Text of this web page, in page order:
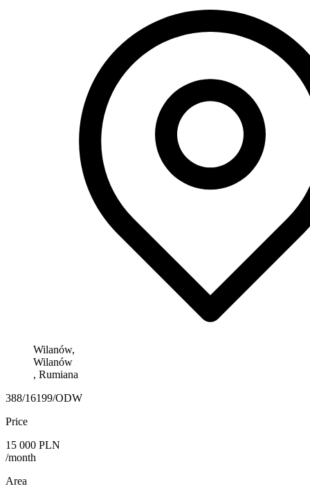
Wilanów,
Wilanów
, Rumiana
388/16199/ODW
Price
15 000 PLN
/month
Area